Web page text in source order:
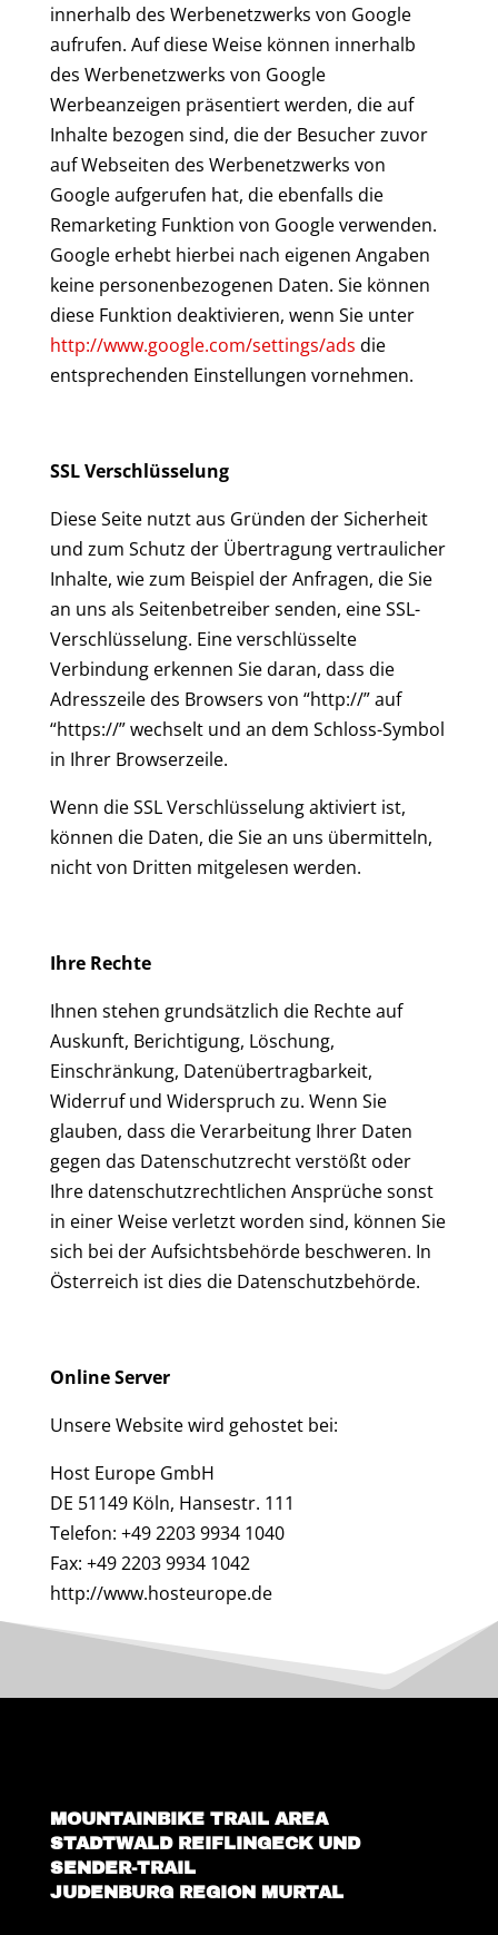
innerhalb des Werbenetzwerks von Google
aufrufen. Auf diese Weise können innerhalb
des Werbenetzwerks von Google
Werbeanzeigen präsentiert werden, die auf
Inhalte bezogen sind, die der Besucher zuvor
auf Webseiten des Werbenetzwerks von
Google aufgerufen hat, die ebenfalls die
Remarketing Funktion von Google verwenden.
Google erhebt hierbei nach eigenen Angaben
keine personenbezogenen Daten. Sie können
diese Funktion deaktivieren, wenn Sie unter
http://www.google.com/settings/ads die
entsprechenden Einstellungen vornehmen.
SSL Verschlüsselung
Diese Seite nutzt aus Gründen der Sicherheit
und zum Schutz der Übertragung vertraulicher
Inhalte, wie zum Beispiel der Anfragen, die Sie
an uns als Seitenbetreiber senden, eine SSL-
Verschlüsselung. Eine verschlüsselte
Verbindung erkennen Sie daran, dass die
Adresszeile des Browsers von “http://” auf
“https://” wechselt und an dem Schloss-Symbol
in Ihrer Browserzeile.
Wenn die SSL Verschlüsselung aktiviert ist,
können die Daten, die Sie an uns übermitteln,
nicht von Dritten mitgelesen werden.
Ihre Rechte
Ihnen stehen grundsätzlich die Rechte auf
Auskunft, Berichtigung, Löschung,
Einschränkung, Datenübertragbarkeit,
Widerruf und Widerspruch zu. Wenn Sie
glauben, dass die Verarbeitung Ihrer Daten
gegen das Datenschutzrecht verstößt oder
Ihre datenschutzrechtlichen Ansprüche sonst
in einer Weise verletzt worden sind, können Sie
sich bei der Aufsichtsbehörde beschweren. In
Österreich ist dies die Datenschutzbehörde.
Online Server
Unsere Website wird gehostet bei:
Host Europe GmbH
DE 51149 Köln, Hansestr. 111
Telefon: +49 2203 9934 1040
Fax: +49 2203 9934 1042
http://www.hosteurope.de
MOUNTAINBIKE TRAIL AREA
STADTWALD REIFLINGECK UND
SENDER-TRAIL
JUDENBURG REGION MURTAL